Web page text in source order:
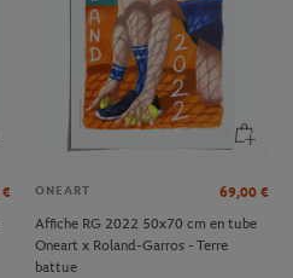
€
ONEART 69,00 €
Affiche RG 2022 50x70 cm en tube
Oneart x Roland-Garros - Terre
battue